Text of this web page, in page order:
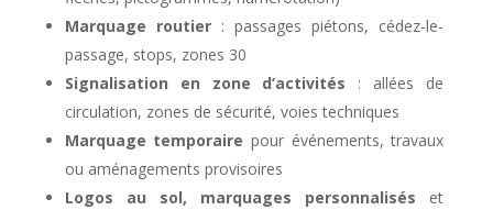
Marquage routier: passages piétons, cédez-le-
passage, stops, zones 30
Signalisation en zone d’activités : allées de
circulation, zones de sécurité, voies techniques
Marquage temporaire pour événements, travaux
ou aménagements provisoires
Logos au sol, marquages personnalisés et